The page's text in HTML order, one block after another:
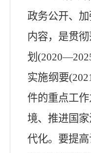
政务公开、
内容，是贯
划
实施纲要
件的重点工
境、推进国
代化。要提